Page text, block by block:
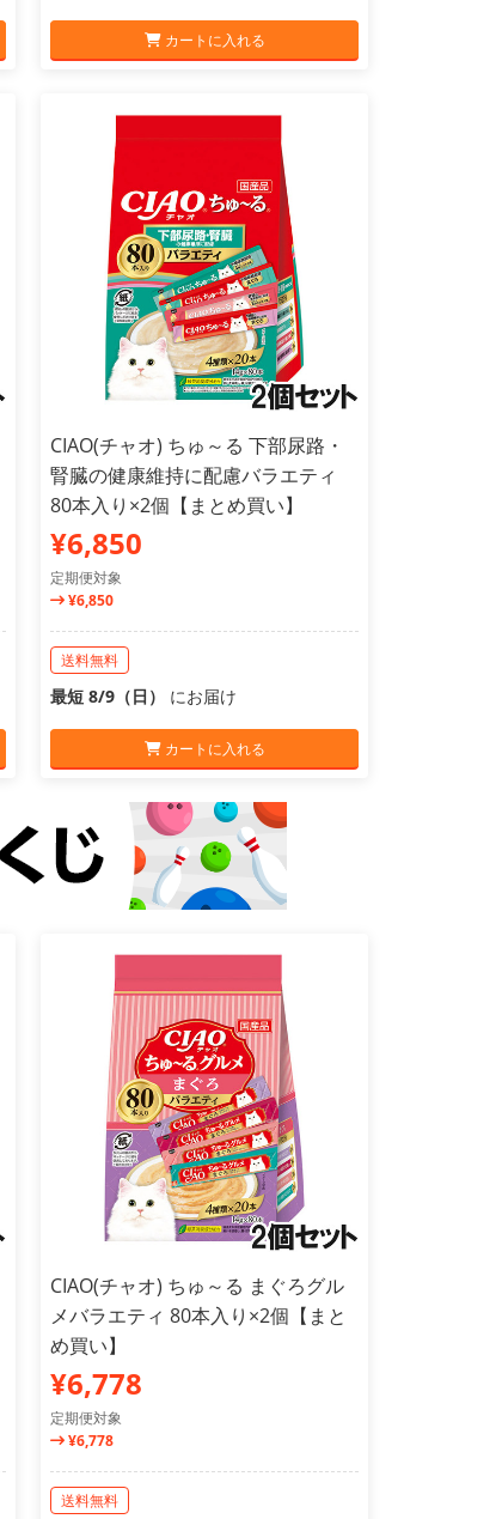
カートに入れる
CIAO(チャオ) ちゅ～る 下部尿路・
腎臓の健康維持に配慮バラエティ
80本入り×2個【まとめ買い】
¥6,850
定期便対象
¥6,850
送料無料
最短 8/9（日） にお届け
カートに入れる
CIAO(チャオ) ちゅ～る まぐろグル
メバラエティ 80本入り×2個【まと
め買い】
¥6,778
定期便対象
¥6,778
送料無料